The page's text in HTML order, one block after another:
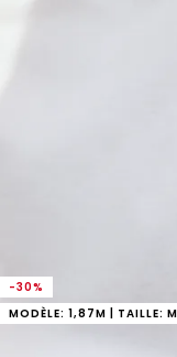
-30%
MODÈLE: 1,87M | TAILLE: M